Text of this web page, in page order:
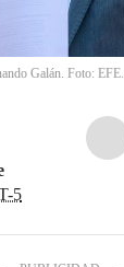
Galán. Foto: EFE.
5